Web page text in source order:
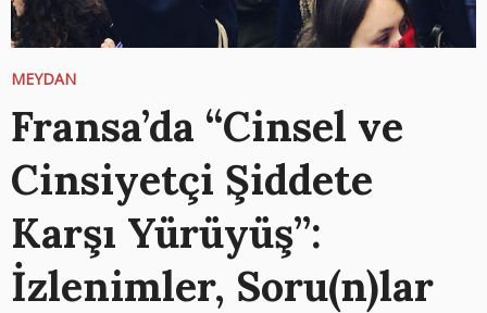
MEYDAN
Fransa’da “Cinsel ve
Cinsiyetçi Şiddete
Karşı Yürüyüş”:
İzlenimler, Soru(n)lar